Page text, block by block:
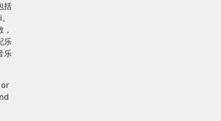
括
乐
乐